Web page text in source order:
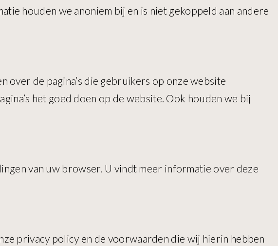
houden we anoniem bij en is niet gekoppeld aan andere
over de pagina’s die gebruikers op onze website
het goed doen op de website. Ook houden we bij
van uw browser. U vindt meer informatie over deze
privacy policy en de voorwaarden die wij hierin hebben